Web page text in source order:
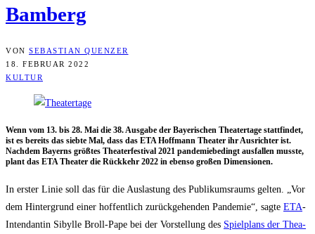
Bamberg
VON SEBASTIAN QUENZER
18. FEBRUAR 2022
KULTUR
Wenn vom 13. bis 28. Mai die 38. Aus­ga­be der Baye­ri­schen Thea­ter­ta­ge statt­fin­det,
ist es bereits das sieb­te Mal, dass das ETA Hoff­mann Thea­ter ihr Aus­rich­ter ist.
Nach­dem Bay­erns größ­tes Thea­ter­fes­ti­val 2021 pan­de­mie­be­dingt aus­fal­len muss­te,
plant das ETA Thea­ter die Rück­kehr 2022 in eben­so gro­ßen Dimensionen.
In ers­ter Linie soll das für die Aus­las­tung des Publi­kums­raums gel­ten. „Vor
dem Hin­ter­grund einer hof­fent­lich zurück­ge­hen­den Pan­de­mie“, sag­te ETA-
Inten­dan­tin Sibyl­le Broll-Pape bei der Vor­stel­lung des Spiel­plans der Thea­